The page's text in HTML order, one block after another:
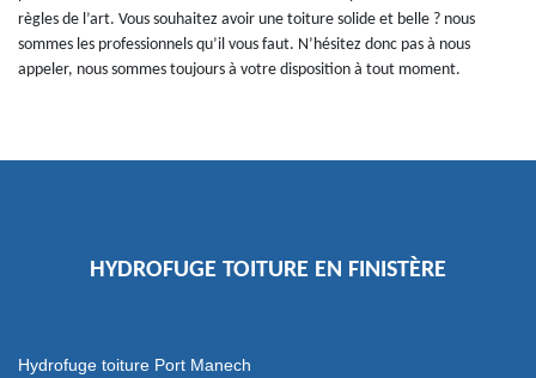
règles de l’art. Vous souhaitez avoir une toiture solide et belle ? nous
sommes les professionnels qu’il vous faut. N’hésitez donc pas à nous
appeler, nous sommes toujours à votre disposition à tout moment.
HYDROFUGE TOITURE EN FINISTÈRE
Hydrofuge toiture Port Manech